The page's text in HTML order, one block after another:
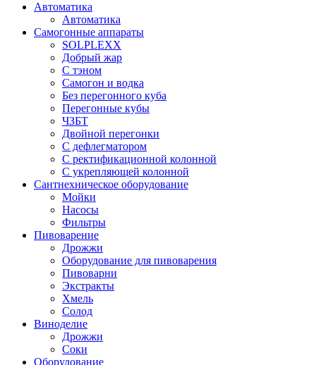
Автоматика
Автоматика
Самогонные аппараты
SOLPLEXX
Добрый жар
С тэном
Самогон и водка
Без перегонного куба
Перегонные кубы
ЧЗБТ
Двойной перегонки
С дефлегматором
С ректификационной колонной
С укрепляющей колонной
Сантнехническое оборудование
Мойки
Насосы
Фильтры
Пивоварение
Дрожжи
Оборудование для пивоварения
Пивоварни
Экстракты
Хмель
Солод
Виноделие
Дрожжи
Соки
Оборудование